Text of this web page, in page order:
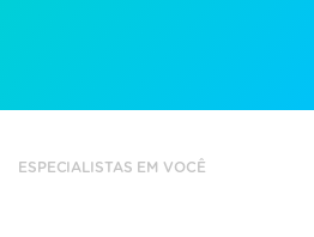
ESPECIALISTAS EM VOCÊ